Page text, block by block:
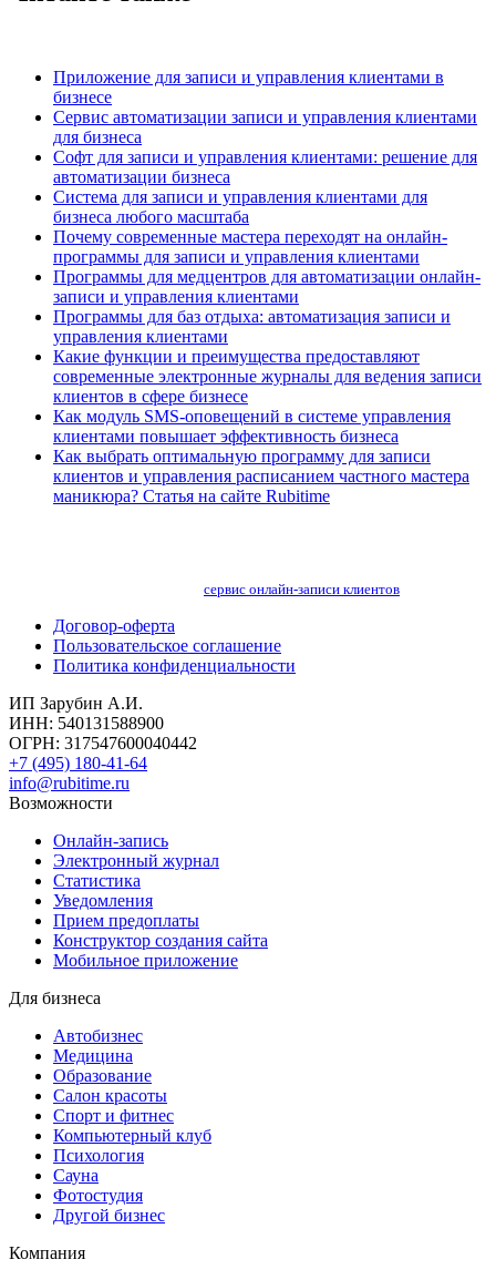
Приложение для записи и управления клиентами в
бизнесе
Сервис автоматизации записи и управления клиентами
для бизнеса
Софт для записи и управления клиентами: решение для
автоматизации бизнеса
Система для записи и управления клиентами для
бизнеса любого масштаба
Почему современные мастера переходят на онлайн-
программы для записи и управления клиентами
Программы для медцентров для автоматизации онлайн-
записи и управления клиентами
Программы для баз отдыха: автоматизация записи и
управления клиентами
Какие функции и преимущества предоставляют
современные электронные журналы для ведения записи
клиентов в сфере бизнесе
Как модуль SMS-оповещений в системе управления
клиентами повышает эффективность бизнеса
Как выбрать оптимальную программу для записи
клиентов и управления расписанием частного мастера
маникюра? Статья на сайте Rubitime
сервис онлайн-записи клиентов
Договор-оферта
Пользовательское соглашение
Политика конфиденциальности
ИП Зарубин А.И.
ИНН: 540131588900
ОГРН: 317547600040442
+7 (495) 180-41-64
info@rubitime.ru
Возможности
Онлайн-запись
Электронный журнал
Статистика
Уведомления
Прием предоплаты
Конструктор создания сайта
Мобильное приложение
Для бизнеса
Автобизнес
Медицина
Образование
Салон красоты
Спорт и фитнес
Компьютерный клуб
Психология
Сауна
Фотостудия
Другой бизнес
Компания